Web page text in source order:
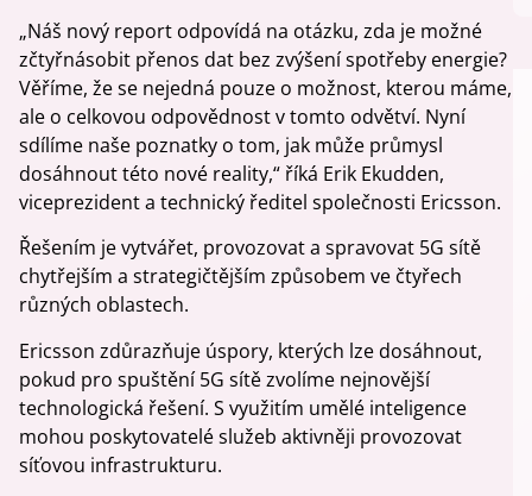
„Náš nový report odpovídá na otázku, zda je možné
zčtyřnásobit přenos dat bez zvýšení spotřeby energie?
Věříme, že se nejedná pouze o možnost, kterou máme,
ale o celkovou odpovědnost v tomto odvětví. Nyní
sdílíme naše poznatky o tom, jak může průmysl
dosáhnout této nové reality,“ říká Erik Ekudden,
viceprezident a technický ředitel společnosti Ericsson.
Řešením je vytvářet, provozovat a spravovat 5G sítě
chytřejším a strategičtějším způsobem ve čtyřech
různých oblastech.
Ericsson zdůrazňuje úspory, kterých lze dosáhnout,
pokud pro spuštění 5G sítě zvolíme nejnovější
technologická řešení. S využitím umělé inteligence
mohou poskytovatelé služeb aktivněji provozovat
síťovou infrastrukturu.